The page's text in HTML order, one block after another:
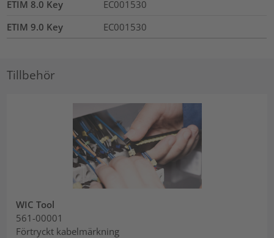
ETIM 8.0 Key
EC001530
ETIM 9.0 Key
EC001530
Tillbehör
WIC Tool
561-00001
Förtryckt kabelmärkning